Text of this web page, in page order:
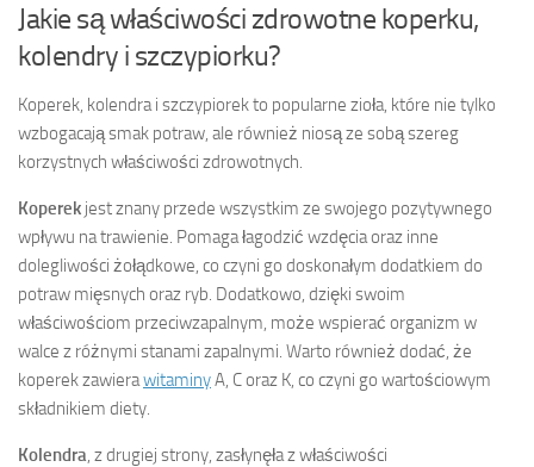
Jakie są właściwości zdrowotne koperku,
kolendry i szczypiorku?
Koperek, kolendra i szczypiorek to popularne zioła, które nie tylko
wzbogacają smak potraw, ale również niosą ze sobą szereg
korzystnych właściwości zdrowotnych.
Koperek jest znany przede wszystkim ze swojego pozytywnego
wpływu na trawienie. Pomaga łagodzić wzdęcia oraz inne
dolegliwości żołądkowe, co czyni go doskonałym dodatkiem do
potraw mięsnych oraz ryb. Dodatkowo, dzięki swoim
właściwościom przeciwzapalnym, może wspierać organizm w
walce z różnymi stanami zapalnymi. Warto również dodać, że
koperek zawierawitaminyA, C oraz K, co czyni go wartościowym
składnikiem diety.
Kolendra, z drugiej strony, zasłynęła z właściwości